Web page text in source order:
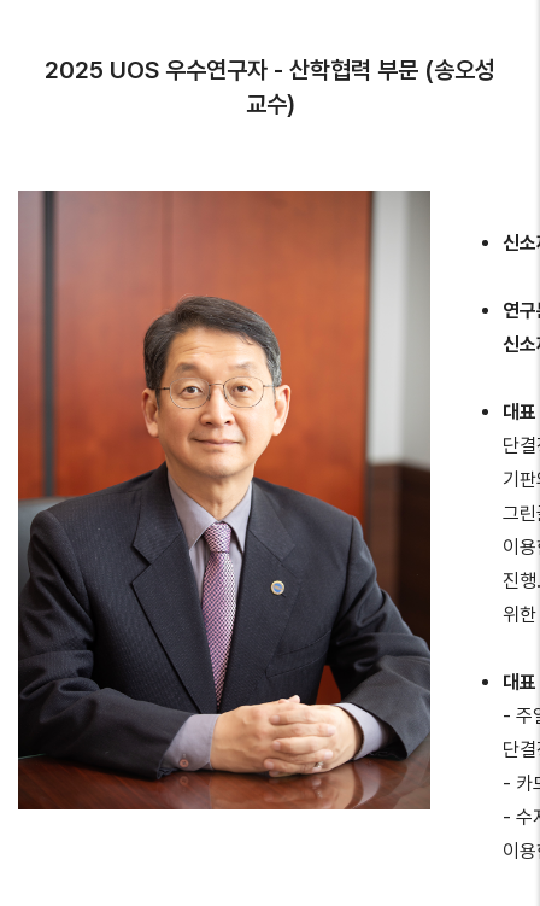
2025 UOS 우수연구자 - 산학협력 부문 (송오성
교수)
신
연
신
대
단
기
그
이
진
위
대
- 주
단
- 카
- 수
이